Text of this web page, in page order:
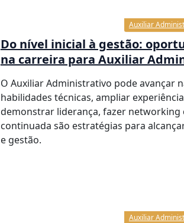
Auxiliar
Do nível inicial à gestão:
na carreira para Auxiliar
O Auxiliar Administrativo pode avançar
habilidades técnicas, ampliar
demonstrar liderança, fazer networking
continuada são estratégias para
e gestão.
Auxiliar